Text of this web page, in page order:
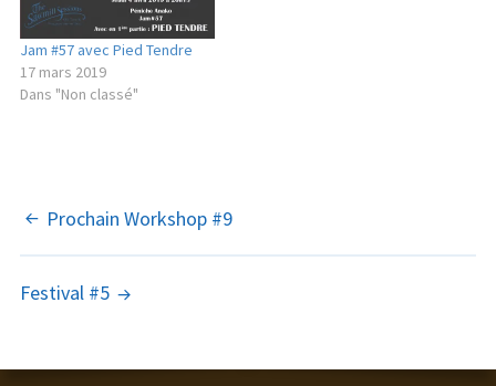
Jam #57 avec Pied Tendre
17 mars 2019
Dans "Non classé"
NAVIGATION
DES
ARTICLES
Prochain Workshop #9
Festival #5